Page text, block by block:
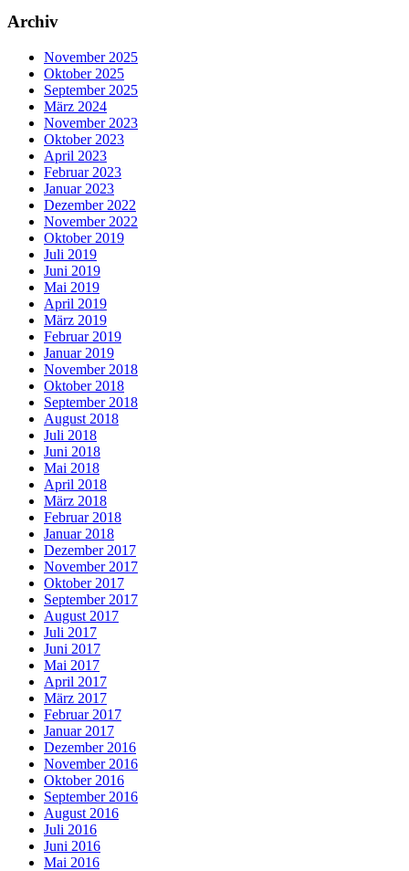
Archiv
November 2025
Oktober 2025
September 2025
März 2024
November 2023
Oktober 2023
April 2023
Februar 2023
Januar 2023
Dezember 2022
November 2022
Oktober 2019
Juli 2019
Juni 2019
Mai 2019
April 2019
März 2019
Februar 2019
Januar 2019
November 2018
Oktober 2018
September 2018
August 2018
Juli 2018
Juni 2018
Mai 2018
April 2018
März 2018
Februar 2018
Januar 2018
Dezember 2017
November 2017
Oktober 2017
September 2017
August 2017
Juli 2017
Juni 2017
Mai 2017
April 2017
März 2017
Februar 2017
Januar 2017
Dezember 2016
November 2016
Oktober 2016
September 2016
August 2016
Juli 2016
Juni 2016
Mai 2016